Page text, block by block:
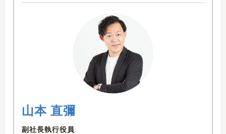
山本 直彌
副社長執行役員